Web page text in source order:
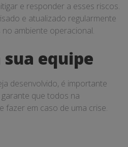
e responder a esses riscos.
e atualizado regularmente
ambiente operacional.
equipe
desenvolvido, é importante
que todos na
fazer em caso de uma crise.